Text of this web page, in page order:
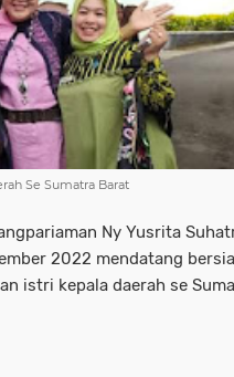
Se Sumatra Barat
Ny Yusrita
2022 mendatang
istri kepala daerah se